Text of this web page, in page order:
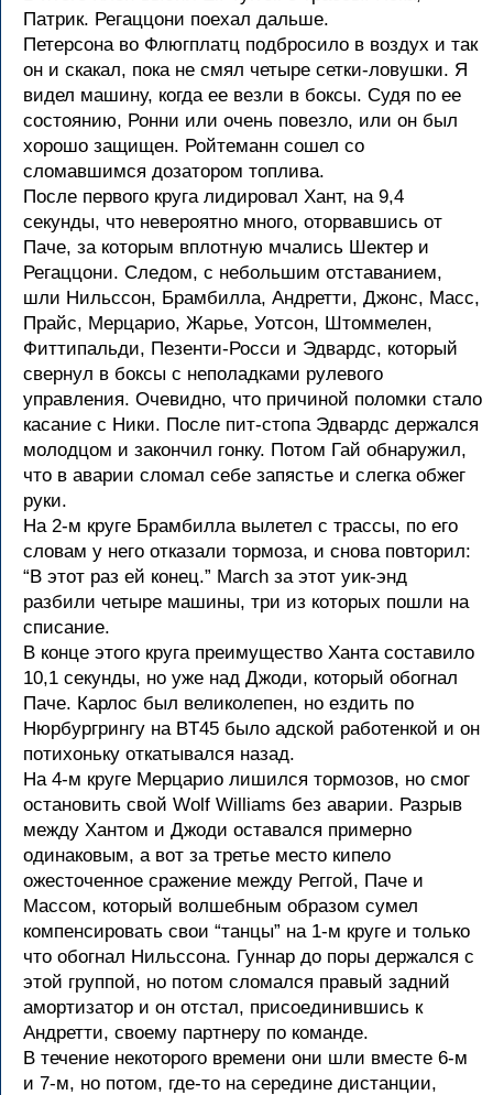
Патрик. Регаццони поехал дальше.
Петерсона во Флюгплатц подбросило в воздух и так
он и скакал, пока не смял четыре сетки-ловушки. Я
видел машину, когда ее везли в боксы. Судя по ее
состоянию, Ронни или очень повезло, или он был
хорошо защищен. Ройтеманн сошел со
сломавшимся дозатором топлива.
После первого круга лидировал Хант, на 9,4
секунды, что невероятно много, оторвавшись от
Паче, за которым вплотную мчались Шектер и
Регаццони. Следом, с небольшим отставанием,
шли Нильссон, Брамбилла, Андретти, Джонс, Масс,
Прайс, Мерцарио, Жарье, Уотсон, Штоммелен,
Фиттипальди, Пезенти-Росси и Эдвардс, который
свернул в боксы с неполадками рулевого
управления. Очевидно, что причиной поломки стало
касание с Ники. После пит-стопа Эдвардс держался
молодцом и закончил гонку. Потом Гай обнаружил,
что в аварии сломал себе запястье и слегка обжег
руки.
На 2-м круге Брамбилла вылетел с трассы, по его
словам у него отказали тормоза, и снова повторил:
“В этот раз ей конец.” March за этот уик-энд
разбили четыре машины, три из которых пошли на
списание.
В конце этого круга преимущество Ханта составило
10,1 секунды, но уже над Джоди, который обогнал
Паче. Карлос был великолепен, но ездить по
Нюрбургрингу на BT45 было адской работенкой и он
потихоньку откатывался назад.
На 4-м круге Мерцарио лишился тормозов, но смог
остановить свой Wolf Williams без аварии. Разрыв
между Хантом и Джоди оставался примерно
одинаковым, а вот за третье место кипело
ожесточенное сражение между Реггой, Паче и
Массом, который волшебным образом сумел
компенсировать свои “танцы” на 1-м круге и только
что обогнал Нильссона. Гуннар до поры держался с
этой группой, но потом сломался правый задний
амортизатор и он отстал, присоединившись к
Андретти, своему партнеру по команде.
В течение некоторого времени они шли вместе 6-м
и 7-м, но потом, где-то на середине дистанции,